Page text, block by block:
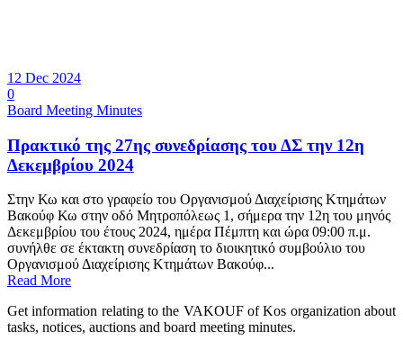
12 Dec 2024
0
Board Meeting Minutes
Πρακτικό της 27ης συνεδρίασης του ΔΣ την 12η
Δεκεμβρίου 2024
Στην Κω και στο γραφείο του Οργανισμού Διαχείρισης Κτημάτων
Βακούφ Κω στην οδό Μητροπόλεως 1, σήμερα την 12η του μηνός
Δεκεμβρίου του έτους 2024, ημέρα Πέμπτη και ώρα 09:00 π.μ.
συνήλθε σε έκτακτη συνεδρίαση το διοικητικό συμβούλιο του
Οργανισμού Διαχείρισης Κτημάτων Βακούφ...
Read More
Get information relating to the VAKOUF of Kos organization about
tasks, notices, auctions and board meeting minutes.